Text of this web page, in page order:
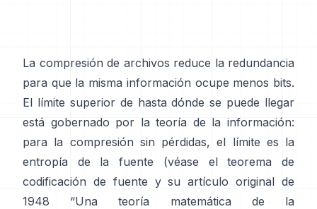
La compresión de archivos reduce la redundancia
para que la misma información ocupe menos bits.
El límite superior de hasta dónde se puede llegar
está gobernado por la teoría de la información:
para la compresión sin pérdidas, el límite es la
entropía de la fuente (véase el
teorema de
codificación de fuente y su artículo original de
1948
“Una teoría matemática de la